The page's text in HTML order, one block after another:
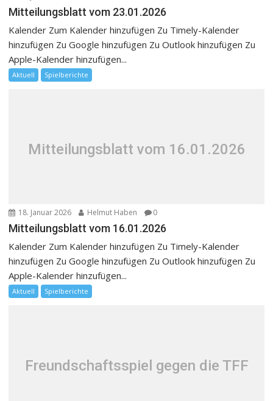
Mitteilungsblatt vom 23.01.2026
Kalender Zum Kalender hinzufügen Zu Timely-Kalender
hinzufügen Zu Google hinzufügen Zu Outlook hinzufügen Zu
Apple-Kalender hinzufügen...
Aktuell Spielberichte
Mitteilungsblatt vom 16.01.2026
18. Januar 2026 Helmut Haben 0
Mitteilungsblatt vom 16.01.2026
Kalender Zum Kalender hinzufügen Zu Timely-Kalender
hinzufügen Zu Google hinzufügen Zu Outlook hinzufügen Zu
Apple-Kalender hinzufügen...
Aktuell Spielberichte
Freundschaftsspiel gegen die TFF